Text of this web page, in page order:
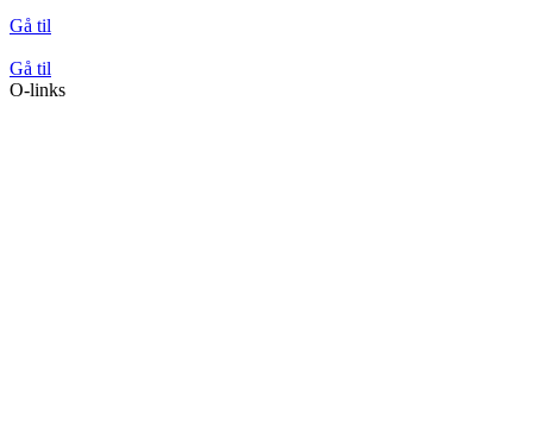
Gå til
Gå til
O-links